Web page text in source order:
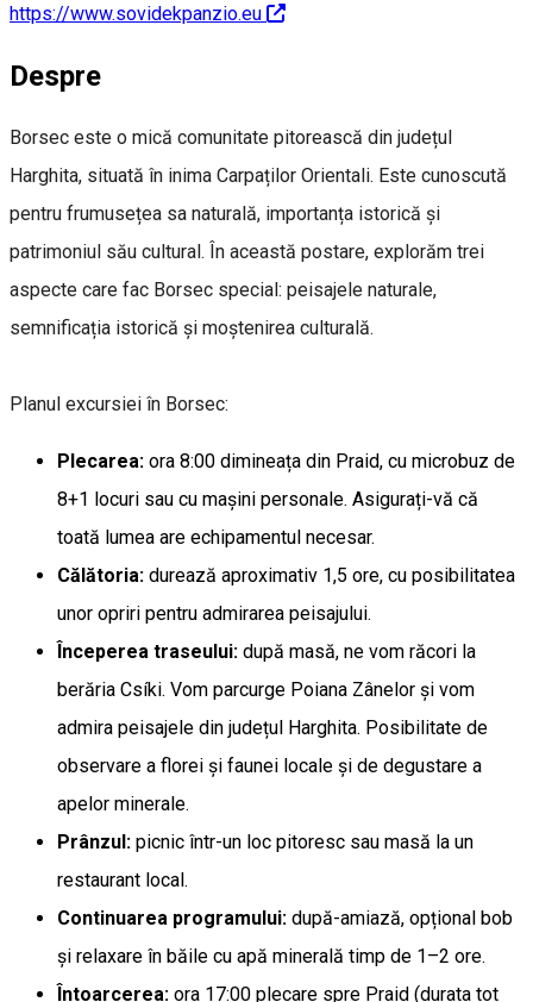
https://www.sovidekpanzio.eu
Despre
Borsec este o mică comunitate pitorească din județul
Harghita, situată în inima Carpaților Orientali. Este cunoscută
pentru frumusețea sa naturală, importanța istorică și
patrimoniul său cultural. În această postare, explorăm trei
aspecte care fac Borsec special: peisajele naturale,
semnificația istorică și moștenirea culturală.
Planul excursiei în Borsec:
Plecarea: ora 8:00 dimineața din Praid, cu microbuz de
8+1 locuri sau cu mașini personale. Asigurați-vă că
toată lumea are echipamentul necesar.
Călătoria: durează aproximativ 1,5 ore, cu posibilitatea
unor opriri pentru admirarea peisajului.
Începerea traseului: după masă, ne vom răcori la
berăria Csíki. Vom parcurge Poiana Zânelor și vom
admira peisajele din județul Harghita. Posibilitate de
observare a florei și faunei locale și de degustare a
apelor minerale.
Prânzul: picnic într-un loc pitoresc sau masă la un
restaurant local.
Continuarea programului: după-amiază, opțional bob
și relaxare în băile cu apă minerală timp de 1–2 ore.
Întoarcerea: ora 17:00 plecare spre Praid (durata tot